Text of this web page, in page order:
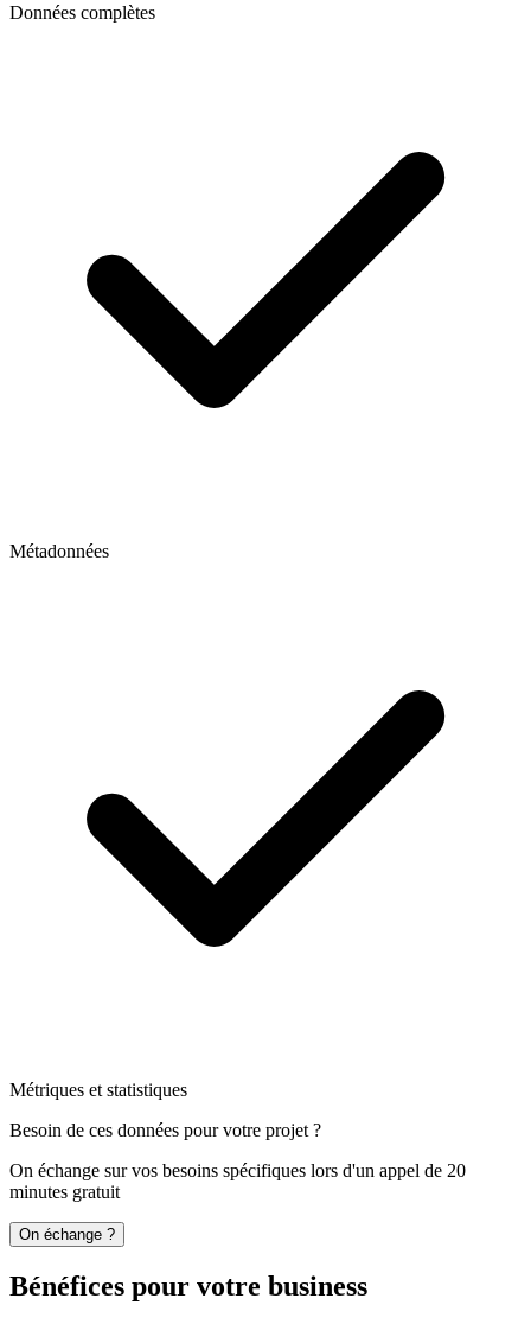
Données complètes
Métadonnées
Métriques et statistiques
Besoin de ces données pour votre projet ?
On échange sur vos besoins spécifiques lors d'un appel de 20
minutes gratuit
On échange ?
Bénéfices pour votre business